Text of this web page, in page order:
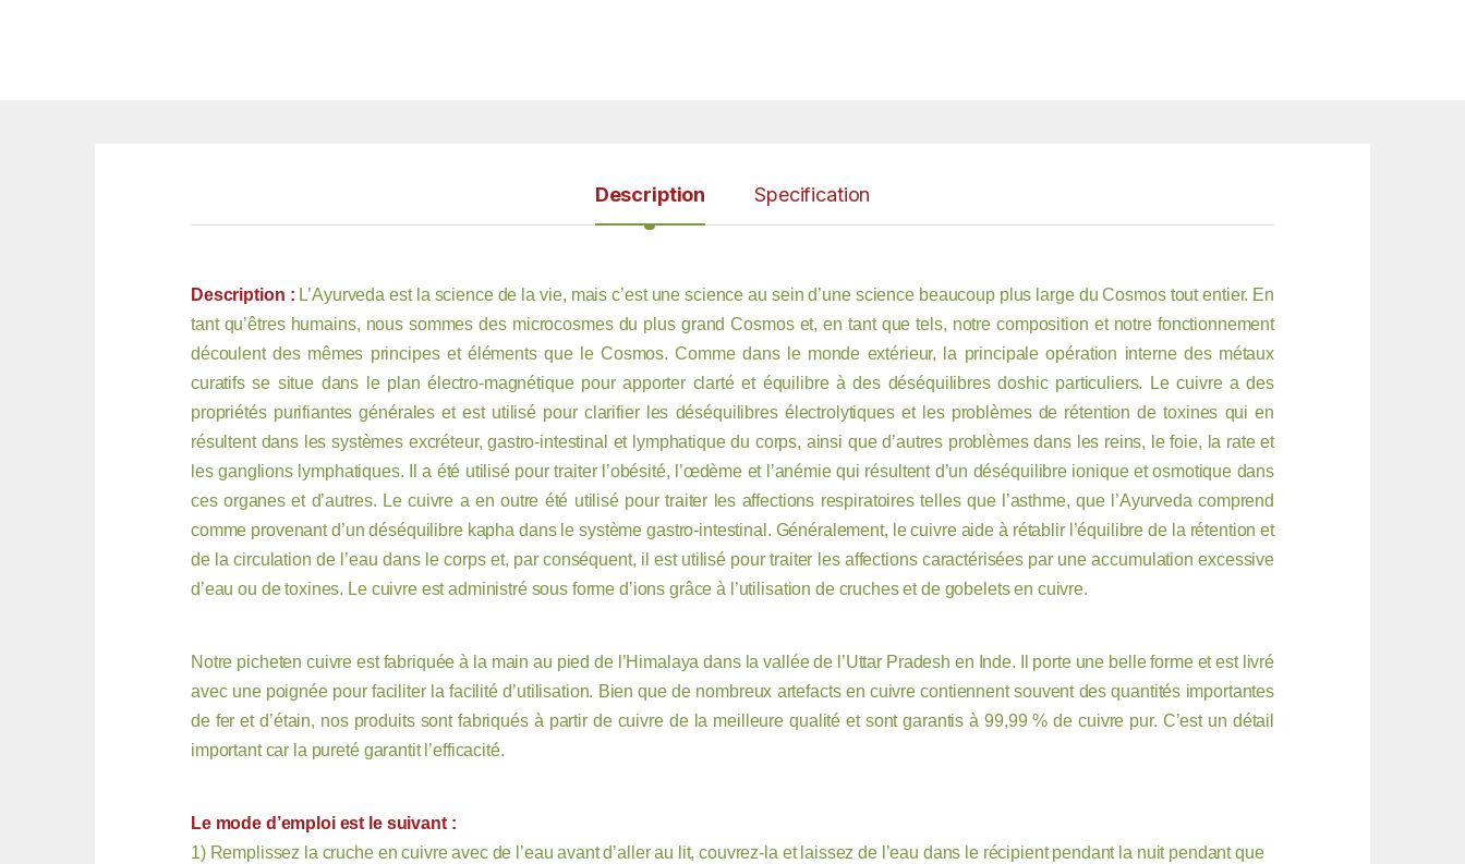
Description Specification
Description : L’Ayurveda est la science de la vie, mais c’est une science au sein d’une science beaucoup plus large du Cosmos tout entier. En
tant qu’êtres humains, nous sommes des microcosmes du plus grand Cosmos et, en tant que tels, notre composition et notre fonctionnement
découlent des mêmes principes et éléments que le Cosmos. Comme dans le monde extérieur, la principale opération interne des métaux
curatifs se situe dans le plan électro-magnétique pour apporter clarté et équilibre à des déséquilibres doshic particuliers. Le cuivre a des
propriétés purifiantes générales et est utilisé pour clarifier les déséquilibres électrolytiques et les problèmes de rétention de toxines qui en
résultent dans les systèmes excréteur, gastro-intestinal et lymphatique du corps, ainsi que d’autres problèmes dans les reins, le foie, la rate et
les ganglions lymphatiques. Il a été utilisé pour traiter l’obésité, l’œdème et l’anémie qui résultent d’un déséquilibre ionique et osmotique dans
ces organes et d’autres. Le cuivre a en outre été utilisé pour traiter les affections respiratoires telles que l’asthme, que l’Ayurveda comprend
comme provenant d’un déséquilibre kapha dans le système gastro-intestinal. Généralement, le cuivre aide à rétablir l’équilibre de la rétention et
de la circulation de l’eau dans le corps et, par conséquent, il est utilisé pour traiter les affections caractérisées par une accumulation excessive
d’eau ou de toxines. Le cuivre est administré sous forme d’ions grâce à l’utilisation de cruches et de gobelets en cuivre.
Notre picheten cuivre est fabriquée à la main au pied de l’Himalaya dans la vallée de l’Uttar Pradesh en Inde. Il porte une belle forme et est livré
avec une poignée pour faciliter la facilité d’utilisation. Bien que de nombreux artefacts en cuivre contiennent souvent des quantités importantes
de fer et d’étain, nos produits sont fabriqués à partir de cuivre de la meilleure qualité et sont garantis à 99,99 % de cuivre pur. C’est un détail
important car la pureté garantit l’efficacité.
Le mode d’emploi est le suivant :
1) Remplissez la cruche en cuivre avec de l’eau avant d’aller au lit, couvrez-la et laissez de l’eau dans le récipient pendant la nuit pendant que